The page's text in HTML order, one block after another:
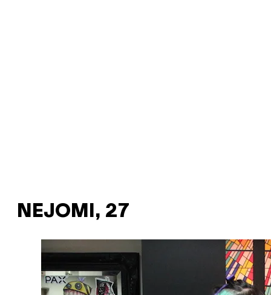
NEJOMI, 27